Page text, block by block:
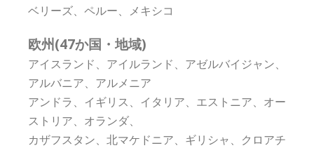
ベリーズ、ペルー、メキシコ
欧州(47か国・地域)
アイスランド、アイルランド、アゼルバイジャン、
アルバニア、アルメニア
アンドラ、イギリス、イタリア、エストニア、オー
ストリア、オランダ、
カザフスタン、北マケドニア、ギリシャ、クロアチ